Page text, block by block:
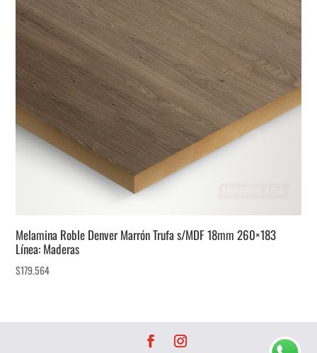
Melamina Roble Denver Marrón Trufa s/MDF 18mm 260×183
Línea: Maderas
$179.564